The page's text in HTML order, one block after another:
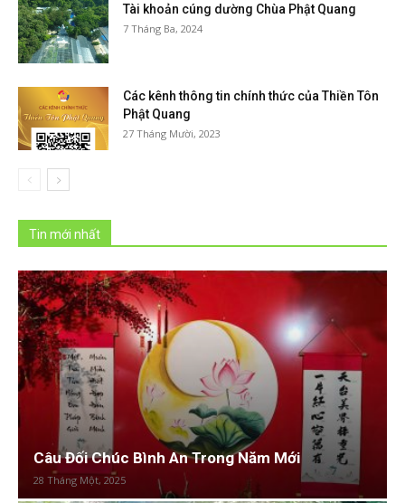
Tài khoản cúng dường Chùa Phật Quang
7 Tháng Ba, 2024
Các kênh thông tin chính thức của Thiền Tôn
Phật Quang
27 Tháng Mười, 2023
Tin mới nhất
Câu Đối Chúc Bình An Trong Năm Mới
28 Tháng Một, 2025